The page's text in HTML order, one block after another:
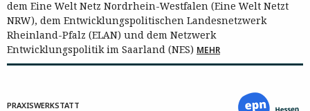
dem Eine Welt Netz Nordrhein-Westfalen (Eine Welt Netzt
NRW), dem Entwicklungspolitischen Landesnetzwerk
Rheinland-Pfalz (ELAN) und dem Netzwerk
Entwicklungspolitik im Saarland (NES) MEHR
PRAXISWERKSTATT